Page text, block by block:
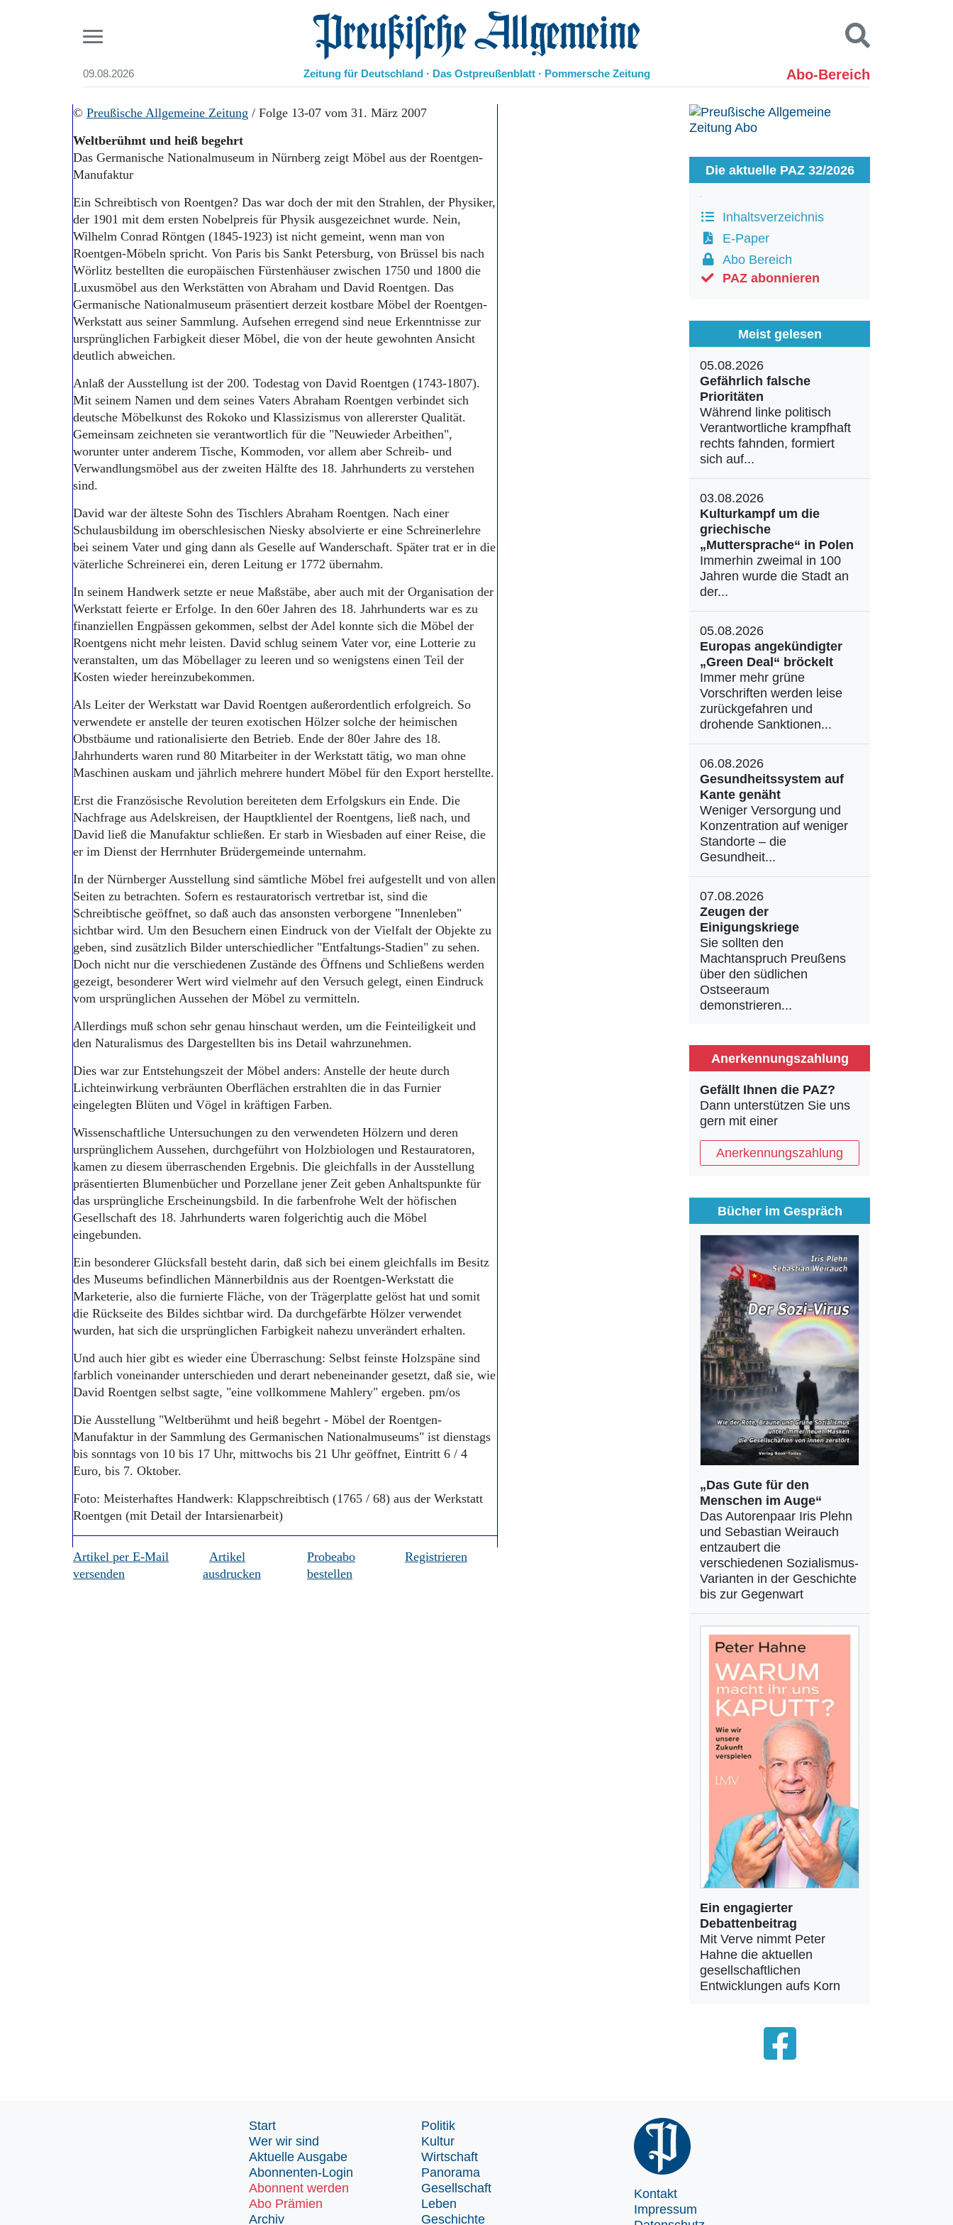
09.08.2026 Preußische Allgemeine Zeitung
Zeitung für Deutschland · Das Ostpreußenblatt · Pommersche Zeitung Abo-Bereich
Start
Aktuelle Ausgabe
Abonnenten-Login
Abonnent werden
Archiv
Mediadaten
Panorama
Geschichte
Ostpreußen
Berlin-Brandenburg
Schlesien
Danzig und Westpreußen
Bücher
Kontakt
Suchen und finden
© Preußische Allgemeine Zeitung / Folge 13-07 vom 31. März 2007
Weltberühmt und heiß begehrt
Das Germanische Nationalmuseum in Nürnberg zeigt Möbel aus der Roentgen-
Manufaktur
Ein Schreibtisch von Roentgen? Das war doch der mit den Strahlen, der Physiker,
der 1901 mit dem ersten Nobelpreis für Physik ausgezeichnet wurde. Nein,
Wilhelm Conrad Röntgen (1845-1923) ist nicht gemeint, wenn man von
Roentgen-Möbeln spricht. Von Paris bis Sankt Petersburg, von Brüssel bis nach
Wörlitz bestellten die europäischen Fürstenhäuser zwischen 1750 und 1800 die
Luxusmöbel aus den Werkstätten von Abraham und David Roentgen. Das
Germanische Nationalmuseum präsentiert derzeit kostbare Möbel der Roentgen-
Werkstatt aus seiner Sammlung. Aufsehen erregend sind neue Erkenntnisse zur
ursprünglichen Farbigkeit dieser Möbel, die von der heute gewohnten Ansicht
deutlich abweichen.
Anlaß der Ausstellung ist der 200. Todestag von David Roentgen (1743-1807).
Mit seinem Namen und dem seines Vaters Abraham Roentgen verbindet sich
deutsche Möbelkunst des Rokoko und Klassizismus von allererster Qualität.
Gemeinsam zeichneten sie verantwortlich für die "Neuwieder Arbeithen",
worunter unter anderem Tische, Kommoden, vor allem aber Schreib- und
Verwandlungsmöbel aus der zweiten Hälfte des 18. Jahrhunderts zu verstehen
sind.
David war der älteste Sohn des Tischlers Abraham Roentgen. Nach einer
Schulausbildung im oberschlesischen Niesky absolvierte er eine Schreinerlehre
bei seinem Vater und ging dann als Geselle auf Wanderschaft. Später trat er in die
väterliche Schreinerei ein, deren Leitung er 1772 übernahm.
In seinem Handwerk setzte er neue Maßstäbe, aber auch mit der Organisation der
Werkstatt feierte er Erfolge. In den 60er Jahren des 18. Jahrhunderts war es zu
finanziellen Engpässen gekommen, selbst der Adel konnte sich die Möbel der
Roentgens nicht mehr leisten. David schlug seinem Vater vor, eine Lotterie zu
veranstalten, um das Möbellager zu leeren und so wenigstens einen Teil der
Kosten wieder hereinzubekommen.
Als Leiter der Werkstatt war David Roentgen außerordentlich erfolgreich. So
verwendete er anstelle der teuren exotischen Hölzer solche der heimischen
Obstbäume und rationalisierte den Betrieb. Ende der 80er Jahre des 18.
Jahrhunderts waren rund 80 Mitarbeiter in der Werkstatt tätig, wo man ohne
Maschinen auskam und jährlich mehrere hundert Möbel für den Export herstellte.
Erst die Französische Revolution bereiteten dem Erfolgskurs ein Ende. Die
Nachfrage aus Adelskreisen, der Hauptklientel der Roentgens, ließ nach, und
David ließ die Manufaktur schließen. Er starb in Wiesbaden auf einer Reise, die
er im Dienst der Herrnhuter Brüdergemeinde unternahm.
In der Nürnberger Ausstellung sind sämtliche Möbel frei aufgestellt und von allen
Seiten zu betrachten. Sofern es restauratorisch vertretbar ist, sind die
Schreibtische geöffnet, so daß auch das ansonsten verborgene "Innenleben"
sichtbar wird. Um den Besuchern einen Eindruck von der Vielfalt der Objekte zu
geben, sind zusätzlich Bilder unterschiedlicher "Entfaltungs-Stadien" zu sehen.
Doch nicht nur die verschiedenen Zustände des Öffnens und Schließens werden
gezeigt, besonderer Wert wird vielmehr auf den Versuch gelegt, einen Eindruck
vom ursprünglichen Aussehen der Möbel zu vermitteln.
Allerdings muß schon sehr genau hinschaut werden, um die Feinteiligkeit und
den Naturalismus des Dargestellten bis ins Detail wahrzunehmen.
Dies war zur Entstehungszeit der Möbel anders: Anstelle der heute durch
Lichteinwirkung verbräunten Oberflächen erstrahlten die in das Furnier
eingelegten Blüten und Vögel in kräftigen Farben.
Wissenschaftliche Untersuchungen zu den verwendeten Hölzern und deren
ursprünglichem Aussehen, durchgeführt von Holzbiologen und Restauratoren,
kamen zu diesem überraschenden Ergebnis. Die gleichfalls in der Ausstellung
präsentierten Blumenbücher und Porzellane jener Zeit geben Anhaltspunkte für
das ursprüngliche Erscheinungsbild. In die farbenfrohe Welt der höfischen
Gesellschaft des 18. Jahrhunderts waren folgerichtig auch die Möbel
eingebunden.
Ein besonderer Glücksfall besteht darin, daß sich bei einem gleichfalls im Besitz
des Museums befindlichen Männerbildnis aus der Roentgen-Werkstatt die
Marketerie, also die furnierte Fläche, von der Trägerplatte gelöst hat und somit
die Rückseite des Bildes sichtbar wird. Da durchgefärbte Hölzer verwendet
wurden, hat sich die ursprünglichen Farbigkeit nahezu unverändert erhalten.
Und auch hier gibt es wieder eine Überraschung: Selbst feinste Holzspäne sind
farblich voneinander unterschieden und derart nebeneinander gesetzt, daß sie, wie
David Roentgen selbst sagte, "eine vollkommene Mahlery" ergeben. pm/os
Die Ausstellung "Weltberühmt und heiß begehrt - Möbel der Roentgen-
Manufaktur in der Sammlung des Germanischen Nationalmuseums" ist dienstags
bis sonntags von 10 bis 17 Uhr, mittwochs bis 21 Uhr geöffnet, Eintritt 6 / 4
Euro, bis 7. Oktober.
Foto: Meisterhaftes Handwerk: Klappschreibtisch (1765 / 68) aus der Werkstatt
Roentgen (mit Detail der Intarsienarbeit)
Artikel per E-Mail
versenden
Artikel
ausdrucken
Probeabo
bestellen
Registrieren
Die aktuelle PAZ 32/2026
Inhaltsverzeichnis
E-Paper
Abo Bereich
PAZ abonnieren
Meist gelesen
05.08.2026
Gefährlich falsche
Prioritäten
Während linke politisch
Verantwortliche krampfhaft
rechts fahnden, formiert
sich auf...
03.08.2026
Kulturkampf um die
griechische
„Muttersprache“ in Polen
Immerhin zweimal in 100
Jahren wurde die Stadt an
der...
05.08.2026
Europas angekündigter
„Green Deal“ bröckelt
Immer mehr grüne
Vorschriften werden leise
zurückgefahren und
drohende Sanktionen...
06.08.2026
Gesundheitssystem auf
Kante genäht
Weniger Versorgung und
Konzentration auf weniger
Standorte – die
Gesundheit...
07.08.2026
Zeugen der
Einigungskriege
Sie sollten den
Machtanspruch Preußens
über den südlichen
Ostseeraum
demonstrieren...
Anerkennungszahlung
Gefällt Ihnen die PAZ?
Dann unterstützen Sie uns
gern mit einer
Anerkennungszahlung
Bücher im Gespräch
„Das Gute für den
Menschen im Auge“
Das Autorenpaar Iris Plehn
und Sebastian Weirauch
entzaubert die
verschiedenen Sozialismus-
Varianten in der Geschichte
bis zur Gegenwart
Ein engagierter
Debattenbeitrag
Mit Verve nimmt Peter
Hahne die aktuellen
gesellschaftlichen
Entwicklungen aufs Korn
Start
Wer wir sind
Aktuelle Ausgabe
Abonnenten-Login
Abonnent werden
Abo Prämien
Archiv
Politik
Kultur
Wirtschaft
Panorama
Gesellschaft
Leben
Geschichte
Kontakt
Impressum